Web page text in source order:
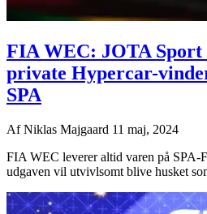
FIA WEC: JOTA
private Hypercar-
SPA
AfNiklas Majgaard 11 maj, 2024
FIA WEC leverer altid varen på SPA-
udgaven vil utvivlsomt blive husket